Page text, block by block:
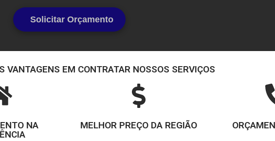
Solicitar Orçamento
VANTAGENS EM CONTRATAR NOSSOS SERVIÇOS
NA
MELHOR PREÇO DA REGIÃO